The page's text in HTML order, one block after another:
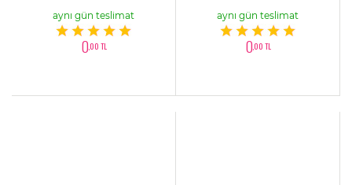
aynı gün teslimat
0,00 TL
aynı gün teslimat
0,00 TL